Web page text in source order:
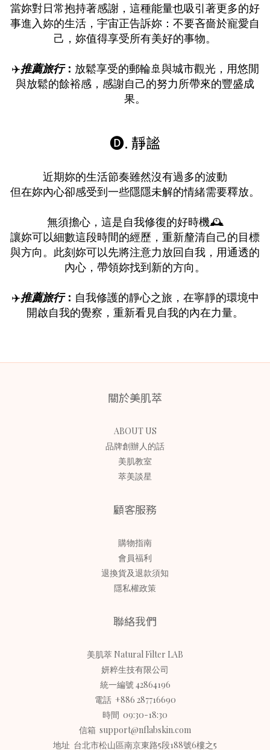
當妳對日常抱持著感謝，這種能量也吸引著更多的好
事進入妳的生活，宇宙正告訴妳：不要吝嗇於寵愛自
己，妳值得享受所有美好的事物。
✈️推薦旅行： 放鬆享受的郵輪🚢與城市觀光，用悠閒
與放鬆的餘裕感，感謝自己的努力所帶來的豐盛成
果。
🅓. 靜謐
近期妳的生活節奏雖然沒有過多的波動
但在妳內心卻感受到一些隱隱未解的情緒需要釋放。
無須擔心，這是自我修復的好時機🕰️
讓妳可以細數這段時間的經歷，重新釐清自己的目標
與方向。此刻妳可以先將注意力放回自我，用通透的
內心，帶領妳找到新的方向。
✈️推薦旅行： 自我修護的靜心之旅，在寧靜的環境中
開啟自我的覺察，重新看見自我的內在力量。
關於美肌萃
ABOUT US
品牌創辦人的話
美肌教室
萃美談星
顧客服務
購物指南
會員福利
退換貨及退款須知
隱私權政策
聯絡我們
美肌萃 Natural Filter LAB
妍粹生技有限公司
統一編號 42864196
電話 +886 287716690
時間 09:30-18:30
信箱 support@nflabskin.com
地址 台北市松山區南京東路5段188號6樓之5